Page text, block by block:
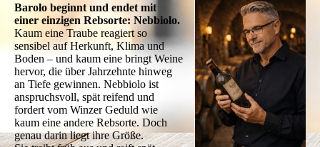
Barolo beginnt und endet mit
einer einzigen Rebsorte: Nebbiolo.
Kaum eine Traube reagiert so
sensibel auf Herkunft, Klima und
Boden – und kaum eine bringt Weine
hervor, die über Jahrzehnte hinweg
an Tiefe gewinnen. Nebbiolo ist
anspruchsvoll, spät reifend und
fordert vom Winzer Geduld wie
kaum eine andere Rebsorte. Doch
genau darin liegt ihre Größe.